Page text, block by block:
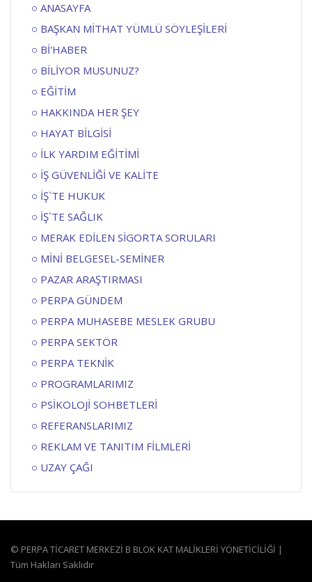
ANASAYFA
BAŞKAN MİTHAT YÜMLÜ SÖYLEŞİLERİ
Bİ'HABER
BİLİYOR MUSUNUZ?
EĞİTİM
HAKKINDA HER ŞEY
HAYAT BİLGİSİ
İLK YARDIM EĞİTİMİ
İŞ GÜVENLİĞİ VE KALİTE
İŞ`TE HUKUK
İŞ`TE SAĞLIK
MERAK EDİLEN SİGORTA SORULARI
MİNİ BELGESEL-SEMİNER
PAZAR ARAŞTIRMASI
PERPA GÜNDEM
PERPA MUHASEBE MESLEK GRUBU
PERPA SEKTÖR
PERPA TEKNİK
PROGRAMLARIMIZ
PSİKOLOJİ SOHBETLERİ
REFERANSLARIMIZ
REKLAM VE TANITIM FİLMLERİ
UZAY ÇAĞI
© PERPA TİCARET MERKEZİ B BLOK KAT MALİKLERİ YÖNETİCİLİĞİ |
Tüm Hakları Saklıdır